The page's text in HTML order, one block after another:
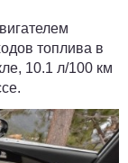
топлива в
10.1 л/100 км